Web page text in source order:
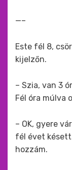
—–
Este fél 8,
kijelzőn.
– Szia, van 3
Fél óra múlva
– OK, gyere
fél évet
hozzám.